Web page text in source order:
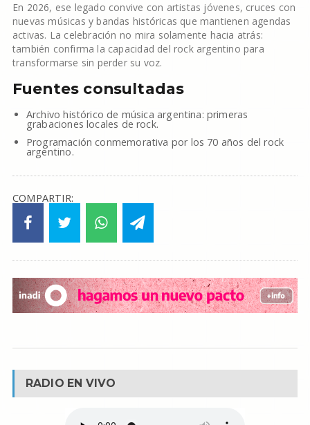
En 2026, ese legado convive con artistas jóvenes, cruces con
nuevas músicas y bandas históricas que mantienen agendas
activas. La celebración no mira solamente hacia atrás:
también confirma la capacidad del rock argentino para
transformarse sin perder su voz.
Fuentes consultadas
Archivo histórico de música argentina: primeras
grabaciones locales de rock.
Programación conmemorativa por los 70 años del rock
argentino.
COMPARTIR:
RADIO EN VIVO